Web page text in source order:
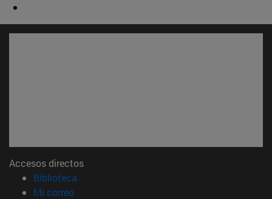
Accesos directos
Biblioteca
Mi correo(abre en nueva ventana)